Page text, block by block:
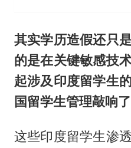
其实学历造假还只
的是在关键敏感技
起涉及印度留学生
国留学生管理敲响了
这些印度留学生渗